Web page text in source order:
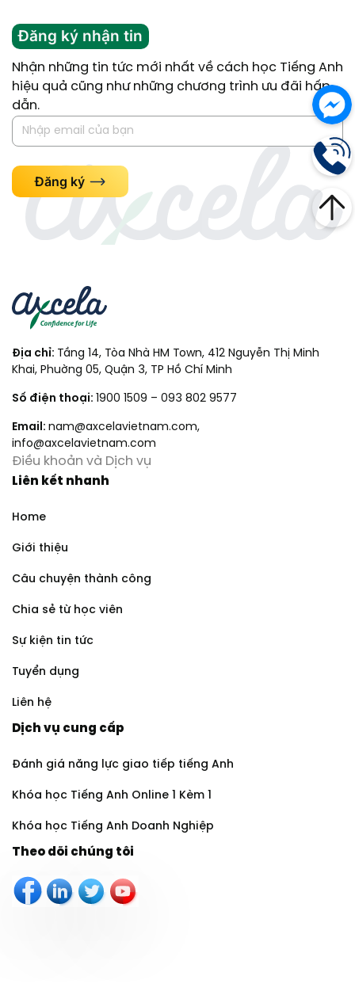
Đăng ký nhận tin
Nhận những tin tức mới nhất về cách học Tiếng Anh
hiệu quả cũng như những chương trình ưu đãi hấp
dẫn.
Đăng ký
Địa chỉ: Tầng 14, Tòa Nhà HM Town, 412 Nguyễn Thị Minh
Khai, Phuờng 05, Quận 3, TP Hồ Chí Minh
Số điện thoại: 1900 1509 – 093 802 9577
Email: nam@axcelavietnam.com,
info@axcelavietnam.com
Điều khoản và Dịch vụ
Liên kết nhanh
Home
Giới thiệu
Câu chuyện thành công
Chia sẻ từ học viên
Sự kiện tin tức
Tuyển dụng
Liên hệ
Dịch vụ cung cấp
Đánh giá năng lực giao tiếp tiếng Anh
Khóa học Tiếng Anh Online 1 Kèm 1
Khóa học Tiếng Anh Doanh Nghiệp
Theo dõi chúng tôi